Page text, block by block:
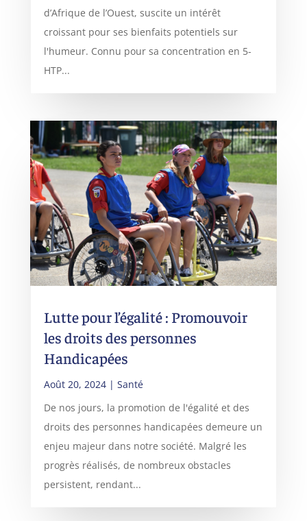
d’Afrique de l’Ouest, suscite un intérêt
croissant pour ses bienfaits potentiels sur
l'humeur. Connu pour sa concentration en 5-
HTP...
Lutte pour l’égalité : Promouvoir
les droits des personnes
Handicapées
Août 20, 2024| Santé
De nos jours, la promotion de l'égalité et des
droits des personnes handicapées demeure un
enjeu majeur dans notre société. Malgré les
progrès réalisés, de nombreux obstacles
persistent, rendant...